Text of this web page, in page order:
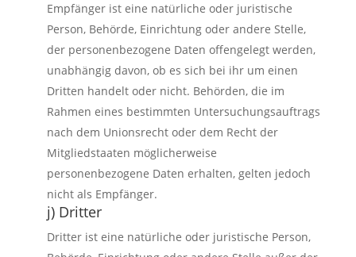
Empfänger ist eine natürliche oder juristische
Person, Behörde, Einrichtung oder andere Stelle,
der personenbezogene Daten offengelegt werden,
unabhängig davon, ob es sich bei ihr um einen
Dritten handelt oder nicht. Behörden, die im
Rahmen eines bestimmten Untersuchungsauftrags
nach dem Unionsrecht oder dem Recht der
Mitgliedstaaten möglicherweise
personenbezogene Daten erhalten, gelten jedoch
nicht als Empfänger.
j) Dritter
Dritter ist eine natürliche oder juristische Person,